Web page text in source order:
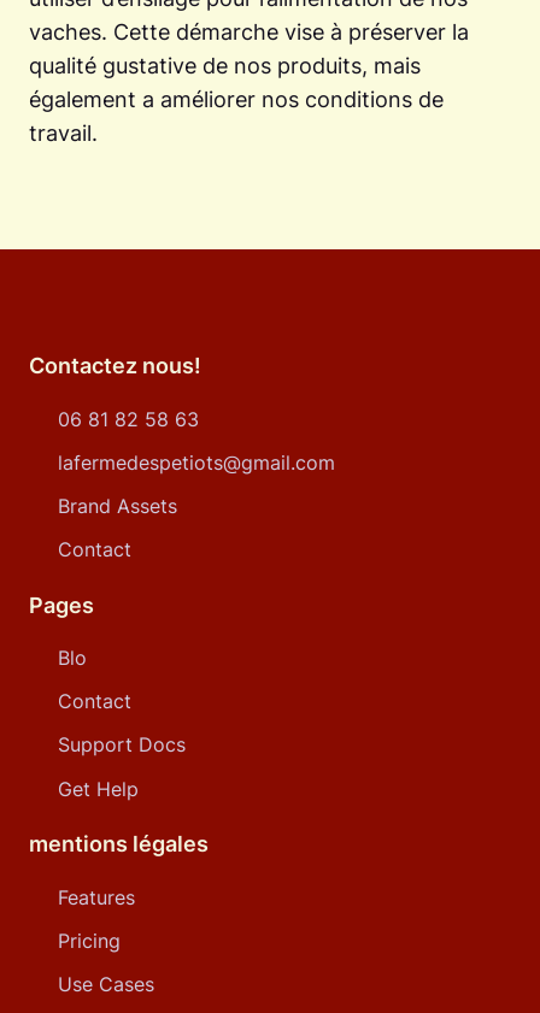
vaches. Cette démarche vise à préserver la
qualité gustative de nos produits, mais
également a améliorer nos conditions de
travail.
Contactez nous!
06 81 82 58 63
lafermedespetiots@gmail.com
Brand Assets
Contact
Pages
Blo
Contact
Support Docs
Get Help
mentions légales
Features
Pricing
Use Cases